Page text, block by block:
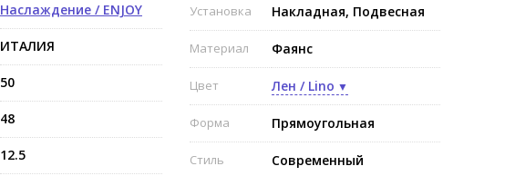
Наслаждение / ENJOY
ИТАЛИЯ
50
48
12.5
Установка Накладная, Подвесная
Материал Фаянс
Цвет Лен / Lino
Форма Прямоугольная
Стиль Современный